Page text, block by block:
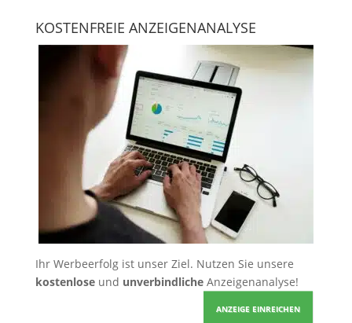
KOSTENFREIE ANZEIGENANALYSE
Ihr Werbeerfolg ist unser Ziel. Nutzen Sie unsere
kostenloseund unverbindlicheAnzeigenanalyse!
ANZEIGE EINREICHEN